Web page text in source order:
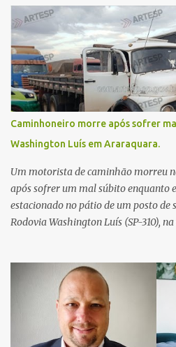
Caminhoneiro morre após sofrer
Washington Luís em Araraquara.
Um motorista de caminhão morreu
após sofrer um mal súbito enquanto
estacionado no pátio de um posto de
Rodovia Washington Luís (SP-310),
relatos de que havia um condutor
caminhão. Equipes de resgate foram
local e encontraram a vítima em
socorristas iniciaram
cardiopulmonar (RCP), porém,